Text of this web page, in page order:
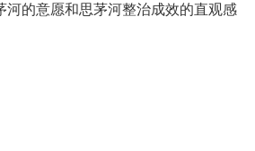
河的意愿和思茅河整治成效的直观感